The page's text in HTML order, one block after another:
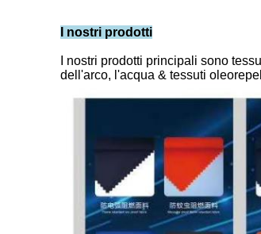
I nostri prodotti
I nostri prodotti principali sono
dell'arco, l'acqua & tessuti